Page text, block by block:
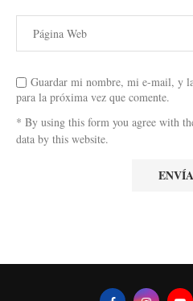
Guardar mi nombre, mi e-mail, y
para la próxima vez que comente.
* By using this form you agree with
data by this website.